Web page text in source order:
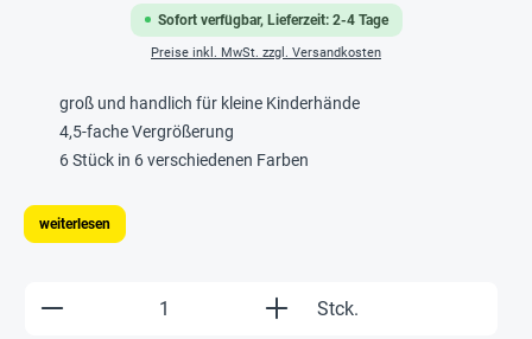
Sofort verfügbar, Lieferzeit: 2-4 Tage
Preise inkl. MwSt. zzgl. Versandkosten
groß und handlich für kleine Kinderhände
4,5-fache Vergrößerung
6 Stück in 6 verschiedenen Farben
weiterlesen
Produkt Anzahl: Gib den gewünschten
Stck.